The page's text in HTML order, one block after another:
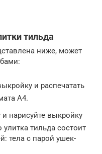
тильда
ниже, может
и распечатать
А4.
нарисуйте выкройку
тильда состоит
тела с парой ушек-